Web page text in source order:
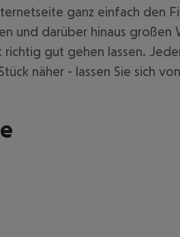
ganz einfach den
und darüber hinaus
gut gehen lassen.
näher - lassen Sie sich